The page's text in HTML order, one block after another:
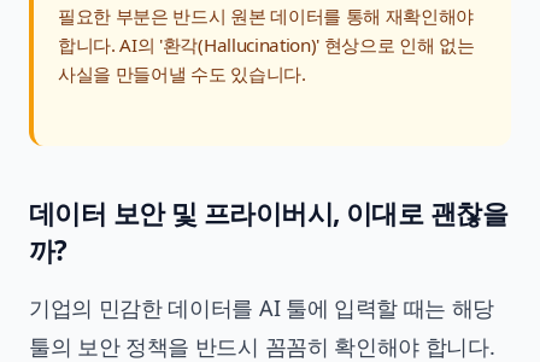
필요한 부분은 반드시 원본 데이터를 통해 재확인해야
합니다. AI의 '환각(Hallucination)' 현상으로 인해 없는
사실을 만들어낼 수도 있습니다.
데이터 보안 및 프라이버시, 이대로 괜찮을
까?
기업의 민감한 데이터를 AI 툴에 입력할 때는 해당
툴의 보안 정책을 반드시 꼼꼼히 확인해야 합니다.